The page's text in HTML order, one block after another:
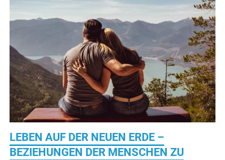
LEBEN AUF DER NEUEN ERDE –
BEZIEHUNGEN DER MENSCHEN ZU